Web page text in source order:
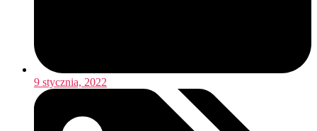
9 stycznia, 2022